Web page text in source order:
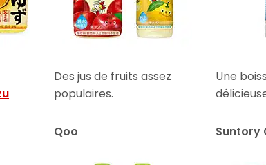
Des jus de fruits assez
populaires.
Une
Qoo Suntory